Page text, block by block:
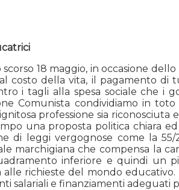
18 maggio, in occasione
al costo della vita, il pagamento
i tagli alla spesa sociale che i
Comunista condividiamo in
professione sia riconosciuta
una proposta politica chiara
di leggi vergognose come la
marchigiana che compensa la
inferiore e quindi un
richieste del mondo
salariali e finanziamenti adeguati